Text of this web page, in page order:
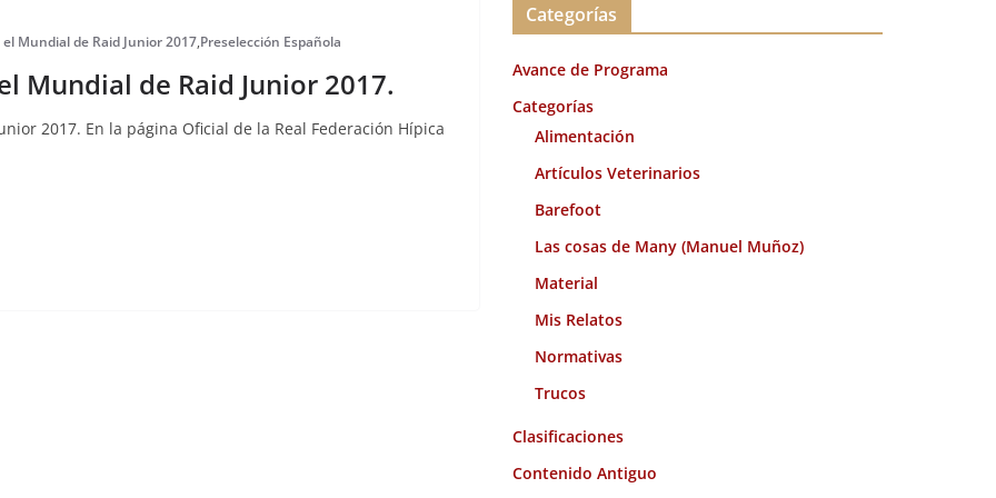
el Mundial de Raid Junior 2017,Preselección Española
Mundial de Raid Junior 2017.
2017. En la página Oficial de la Real Federación Hípica
v
o
Categorías
Avance de Programa
Categorías
Alimentación
Artículos Veterinarios
Barefoot
Las cosas de Many (Manuel Muñoz)
Material
Mis Relatos
Normativas
Trucos
Clasificaciones
Contenido Antiguo